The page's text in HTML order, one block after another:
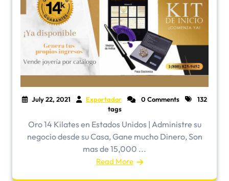
July 22, 2021 Exportador 0 Comments
132
tags
Oro 14 Kilates en Estados Unidos | Administre su
negocio desde su Casa, Gane mucho Dinero, Son
mas de 15,000 ...
Read More